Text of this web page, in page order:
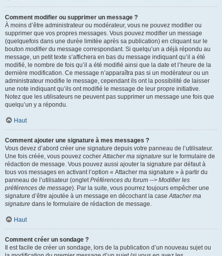
Comment modifier ou supprimer un message ?
À moins d’être administrateur ou modérateur, vous ne pouvez modifier ou
supprimer que vos propres messages. Vous pouvez modifier un message
(quelquefois dans une durée limitée après sa publication) en cliquant sur le
bouton modifierdu message correspondant. Si quelqu’un a déjà répondu au
message, un petit texte s’affichera en bas du message indiquant qu’il a été
modifié, le nombre de fois qu’il a été modifié ainsi que la date et l’heure de la
dernière modification. Ce message n’apparaîtra pas si un modérateur ou un
administrateur modifie le message, cependant ils ont la possibilité de laisser
une note indiquant qu’ils ont modifié le message de leur propre initiative.
Notez que les utilisateurs ne peuvent pas supprimer un message une fois que
quelqu’un y a répondu.
Haut
Comment ajouter une signature à mes messages ?
Vous devez d’abord créer une signature depuis votre panneau de l’utilisateur.
Une fois créée, vous pouvez cocherAttacher ma signature sur le formulaire de
rédaction de message. Vous pouvez aussi ajouter la signature par défaut à
tous vos messages en activant l’option « Attacher ma signature » à partir du
panneau de l’utilisateur (ongletPréférences du forum --> Modifier les
préférences de message). Par la suite, vous pourrez toujours empêcher une
signature d’être ajoutée à un message en décochant la caseAttacher ma
signature dans le formulaire de rédaction de message.
Haut
Comment créer un sondage ?
Il est facile de créer un sondage, lors de la publication d’un nouveau sujet ou